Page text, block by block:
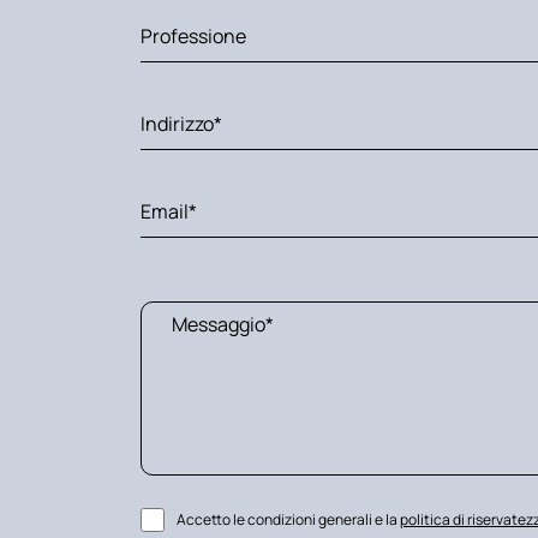
Accetto le condizioni generali e lapolitica di